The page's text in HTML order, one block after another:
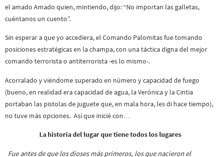
el amado Amado quien, mintiendo, dijo: “No importan las galletas,
cuéntanos un cuento”.
Sin esperar a que yo accediera, el Comando Palomitas fue tomando
posiciones estratégicas en la champa, con una táctica digna del mejor
comando terrorista o antiterrorista -es lo mismo-.
Acorralado y viéndome superado en número y capacidad de fuego
(bueno, en realidad era capacidad de agua, la Verónica y la Cintia
portaban las pistolas de juguete que, en mala hora, les di hace tiempo),
no tuve más opciones. Así que inicié con…
La historia del lugar que tiene todos los lugares
Fue antes de que los dioses más primeros, los que nacieron el